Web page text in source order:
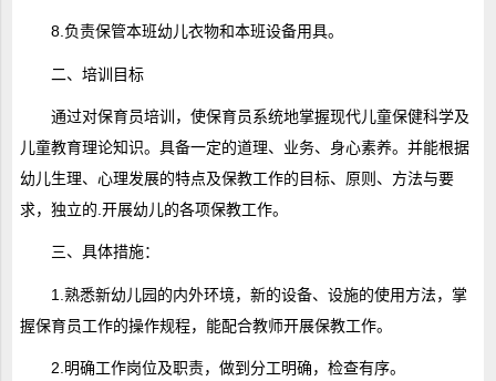
8.负责保管本班幼儿衣物和本班设备用具。
二、培训目标
通过对保育员培训，使保育员系统地掌握现代儿童保健科学及
儿童教育理论知识。具备一定的道理、业务、身心素养。并能根据
幼儿生理、心理发展的特点及保教工作的目标、原则、方法与要
求，独立的.开展幼儿的各项保教工作。
三、具体措施：
1.熟悉新幼儿园的内外环境，新的设备、设施的使用方法，掌
握保育员工作的操作规程，能配合教师开展保教工作。
2.明确工作岗位及职责，做到分工明确，检查有序。